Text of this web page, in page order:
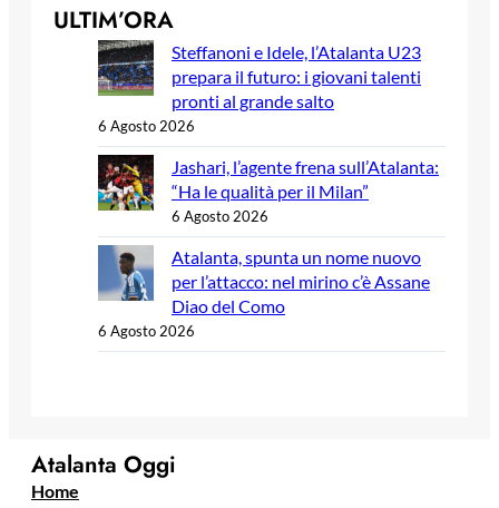
ULTIM’ORA
Steffanoni e Idele, l’Atalanta U23
prepara il futuro: i giovani talenti
pronti al grande salto
6 Agosto 2026
Jashari, l’agente frena sull’Atalanta:
“Ha le qualità per il Milan”
6 Agosto 2026
Atalanta, spunta un nome nuovo
per l’attacco: nel mirino c’è Assane
Diao del Como
6 Agosto 2026
Atalanta Oggi
Home